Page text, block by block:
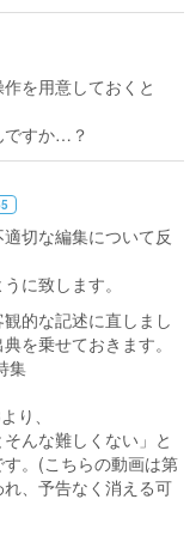
を用意しておくと
ですか…？
切な編集について反
に致します。
的な記述に直しまし
を乗せておきます。
集
り、
んな難しくない」と
。(こちらの動画は第
、予告なく消える可